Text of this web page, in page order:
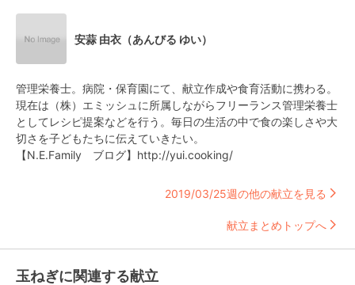
安蒜 由衣（あんびる ゆい）
管理栄養士。病院・保育園にて、献立作成や食育活動に携わる。
現在は（株）エミッシュに所属しながらフリーランス管理栄養士
としてレシピ提案などを行う。毎日の生活の中で食の楽しさや大
切さを子どもたちに伝えていきたい。
【N.E.Family ブログ】http://yui.cooking/
2019/03/25週の他の献立を見る
献立まとめトップへ
玉ねぎに関連する献立